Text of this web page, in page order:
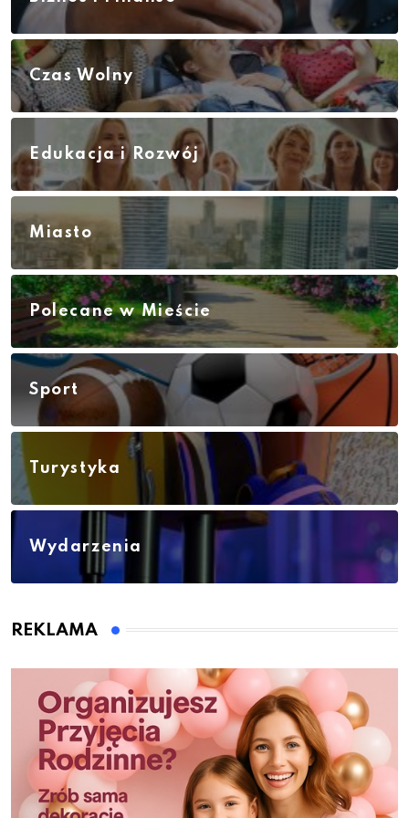
Czas Wolny
Edukacja i Rozwój
Miasto
Polecane w Mieście
Sport
Turystyka
Wydarzenia
REKLAMA